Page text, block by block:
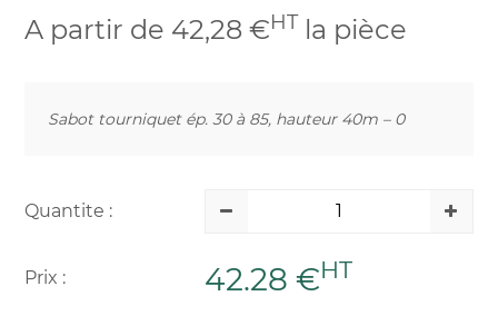
A partir de 42,28 €HT la pièce
Sabot tourniquet ép. 30 à 85, hauteur 40m – 0
Quantite :
Prix : 42.28 €HT